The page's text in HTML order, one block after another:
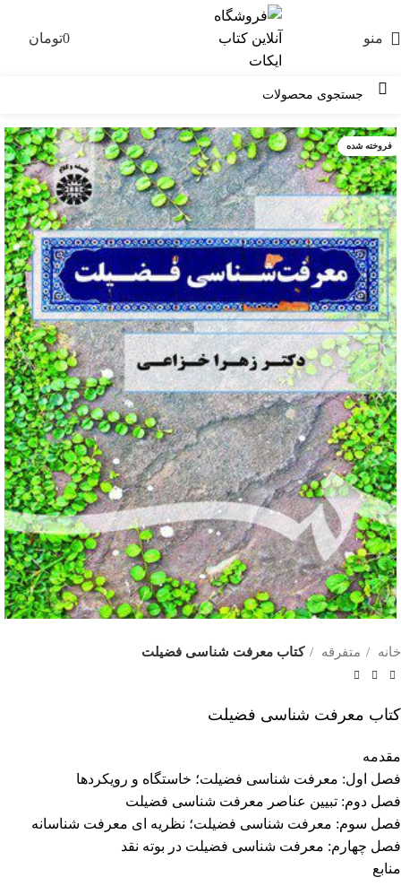
منو 0تومان
فروخته شده
خانه متفرقه کتاب معرفت شناسی فضیلت
کتاب معرفت شناسی فضیلت
مقدمه
فصل اول: معرفت شناسی فضیلت؛ خاستگاه و رویکردها
فصل دوم: تبیین عناصر معرفت شناسی فضیلت
فصل سوم: معرفت شناسی فضیلت؛ نظریه ای معرفت شناسانه
فصل چهارم: معرفت شناسی فضیلت در بوته نقد
منابع